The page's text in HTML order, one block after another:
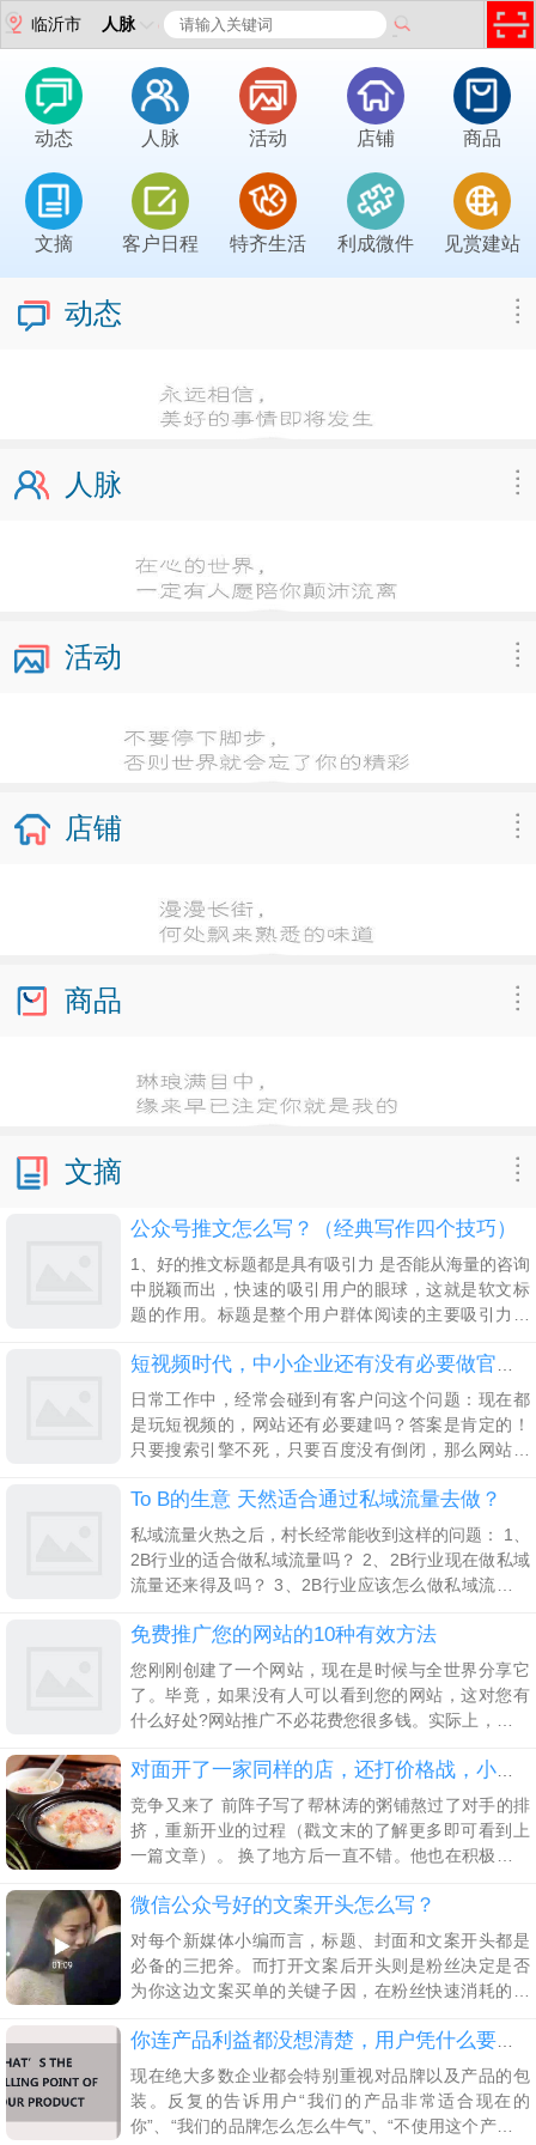
临沂市 人脉
动态 人脉 活动 店铺 商品
文摘 客户日程 特齐生活 利成微件 见赏建站
动态
人脉
活动
店铺
商品
文摘
公众号推文怎么写？（经典写作四个技巧）
1、好的推文标题都是具有吸引力 是否能从海量的咨询
中脱颖而出，快速的吸引用户的眼球，这就是软文标
题的作用。标题是整个用户群体阅读的主要吸引力，
目前微信公众号推文标题分为两种，一种是我们通常
理解的
短视频时代，中小企业还有没有必要做官方网站建设？
日常工作中，经常会碰到有客户问这个问题：现在都
是玩短视频的，网站还有必要建吗？答案是肯定的！
只要搜索引擎不死，只要百度没有倒闭，那么网站就
实也懂这个道理，但是大部分人的心理是，“我只要大
To B的生意 天然适合通过私域流量去做？
私域流量火热之后，村长经常能收到这样的问题： 1、
2B行业的适合做私域流量吗？ 2、2B行业现在做私域
流量还来得及吗？ 3、2B行业应该怎么做私域流量？
多，涉及到了音乐、教育、美妆等运营案例。
免费推广您的网站的10种有效方法
您刚刚创建了一个网站，现在是时候与全世界分享它
了。毕竟，如果没有人可以看到您的网站，这对您有
什么好处?网站推广不必花费您很多钱。实际上，它还
引擎优化是推广网站的最有效方法之一，因为它有助
对面开了一家同样的店，还打价格战，小粥店用一招破解
竞争又来了 前阵子写了帮林涛的粥铺熬过了对手的排
挤，重新开业的过程（戳文末的了解更多即可看到上
一篇文章）。 换了地方后一直不错。他也在积极的加
又给我打电话，说离他店里不远，又开了一家粥店，
友商又开始打价格战了，。 那家店早餐有油条、包子
和粥，中午是小菜加粥。新店开业直接5折优惠，看着
也挺干净的，和他的店差不多。让表妹买了份回来，
微信公众号好的文案开头怎么写？
对每个新媒体小编而言，标题、封面和文案开头都是
必备的三把斧。而打开文案后开头则是粉丝决定是否
为你这边文案买单的关键子因，在粉丝快速消耗的注
就无比重要了。
你连产品利益都没想清楚，用户凭什么要买单？
现在绝大多数企业都会特别重视对品牌以及产品的包
装。反复的告诉用户“我们的产品非常适合现在的
你”、“我们的品牌怎么怎么牛气”、“不使用这个产品你